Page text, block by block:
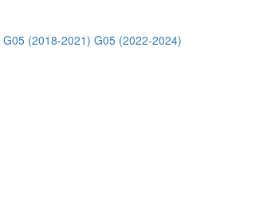
G05 (2018-2021) G05 (2022-2024)